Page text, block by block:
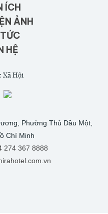
ÍCH
ẢNH
HỆ
Xã Hội
Phường Thủ Dầu Một,
Chí Minh
274 367 8888